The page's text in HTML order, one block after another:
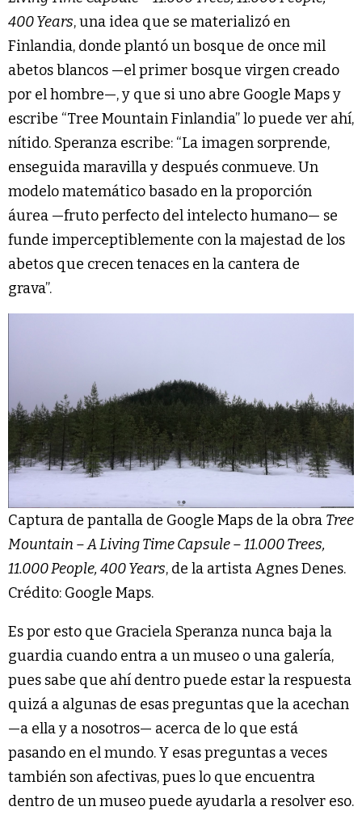
400 Years, una idea que se materializó en
Finlandia, donde plantó un bosque de once mil
abetos blancos —el primer bosque virgen creado
por el hombre—, y que si uno abre Google Maps y
escribe “Tree Mountain Finlandia” lo puede ver ahí,
nítido. Speranza escribe: “La imagen sorprende,
enseguida maravilla y después conmueve. Un
modelo matemático basado en la proporción
áurea —fruto perfecto del intelecto humano— se
funde imperceptiblemente con la majestad de los
abetos que crecen tenaces en la cantera de
grava”.
Captura de pantalla de Google Maps de la obra Tree
Mountain – A Living Time Capsule – 11.000 Trees,
11.000 People, 400 Years, de la artista Agnes Denes.
Crédito: Google Maps.
Es por esto que Graciela Speranza nunca baja la
guardia cuando entra a un museo o una galería,
pues sabe que ahí dentro puede estar la respuesta
quizá a algunas de esas preguntas que la acechan
—a ella y a nosotros— acerca de lo que está
pasando en el mundo. Y esas preguntas a veces
también son afectivas, pues lo que encuentra
dentro de un museo puede ayudarla a resolver eso.